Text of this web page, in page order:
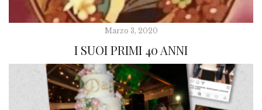
Marzo 3, 2020
I SUOI PRIMI 40 ANNI